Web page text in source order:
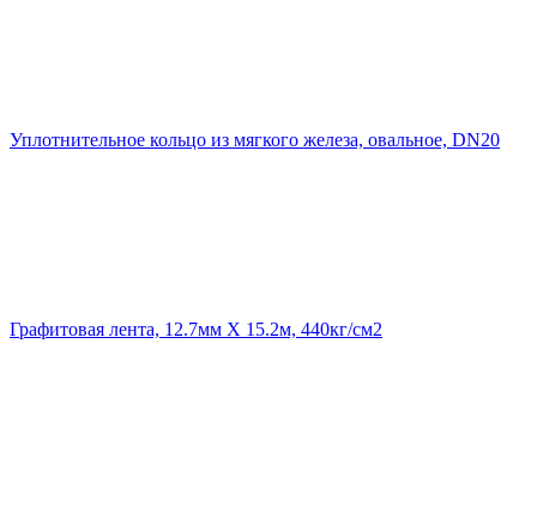
Уплотнительное кольцо из мягкого железа, овальное, DN20
Графитовая лента, 12.7мм X 15.2м, 440кг/см2